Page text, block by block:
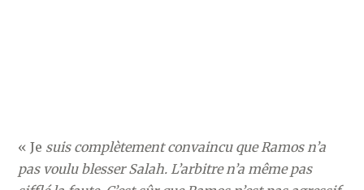
« Je suis complètement convaincu que Ramos n’a
pas voulu blesser Salah. L’arbitre n’a même pas